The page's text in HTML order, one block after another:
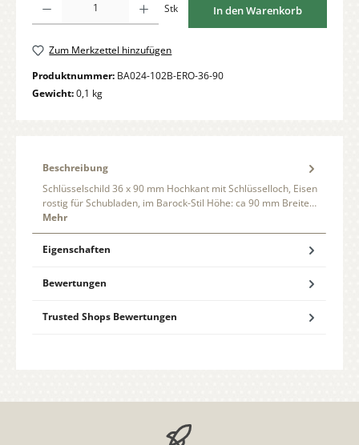
Stk In den Warenkorb
Zum Merkzettel hinzufügen
Produktnummer: BA024-102B-ERO-36-90
Gewicht:0,1 kg
Beschreibung
Schlüsselschild 36 x 90 mm Hochkant mit Schlüsselloch, Eisen
rostig für Schubladen, im Barock-Stil Höhe: ca 90 mm Breite…
Mehr
Eigenschaften
Bewertungen
Trusted Shops Bewertungen